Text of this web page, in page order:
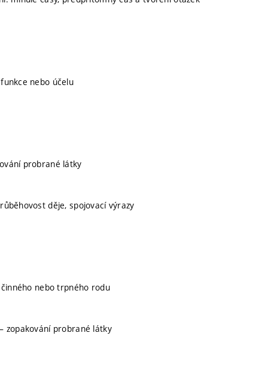
nebo účelu
probrané látky
děje, spojovací výrazy
nebo trpného rodu
zopakování probrané látky